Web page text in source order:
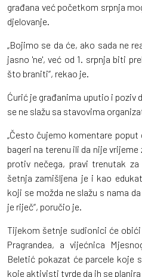
građana već početkom srpnja
djelovanje.
„Bojimo se da će, ako sada ne
jasno 'ne', već od 1. srpnja biti
što braniti“, rekao je.
Ćurić je građanima uputio i poziv
se ne slažu sa stavovima
„Često čujemo komentare
bageri na terenu ili da nije
protiv nečega, pravi trenutak
šetnja zamišljena je i kao
koji se možda ne slažu s nama
je riječ“, poručio je.
Tijekom šetnje sudionici će
Pragrandea, a vijećnica
Beletić pokazat će parcele koje
koje aktivisti tvrde da ih se